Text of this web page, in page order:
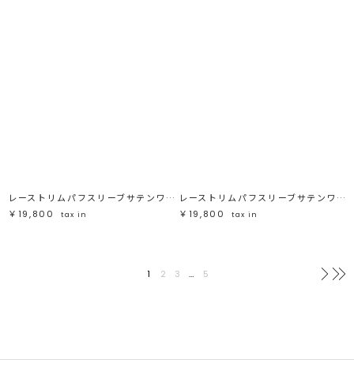
レーストリムパフスリーブサテンワンピース
￥19,800
tax in
レーストリムパフスリーブサテンワンピース
￥19,800
tax in
1 2 3 … 5 次へ